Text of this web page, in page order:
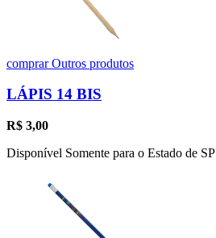
comprarOutros produtos
LÁPIS 14 BIS
R$ 3,00
Disponível Somente para o Estado de SP